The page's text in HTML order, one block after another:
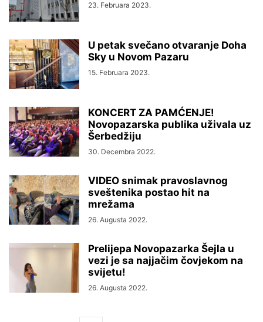
23. Februara 2023.
U petak svečano otvaranje Doha
Sky u Novom Pazaru
15. Februara 2023.
KONCERT ZA PAMĆENJE!
Novopazarska publika uživala uz
Šerbedžiju
30. Decembra 2022.
VIDEO snimak pravoslavnog
sveštenika postao hit na
mrežama
26. Augusta 2022.
Prelijepa Novopazarka Šejla u
vezi je sa najjačim čovjekom na
svijetu!
26. Augusta 2022.